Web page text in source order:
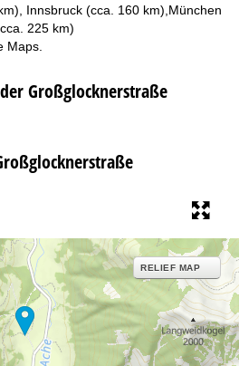
Innsbruck (cca. 160 km),München
225 km)
Maps
Großglocknerstraße
RELIEF MAP